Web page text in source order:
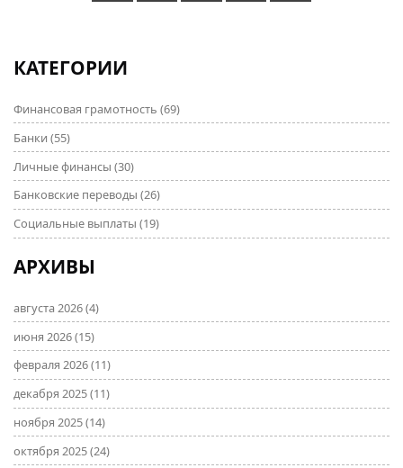
КАТЕГОРИИ
Финансовая грамотность (69)
Банки (55)
Личные финансы (30)
Банковские переводы (26)
Социальные выплаты (19)
АРХИВЫ
августа 2026(4)
июня 2026(15)
февраля 2026(11)
декабря 2025(11)
ноября 2025(14)
октября 2025(24)